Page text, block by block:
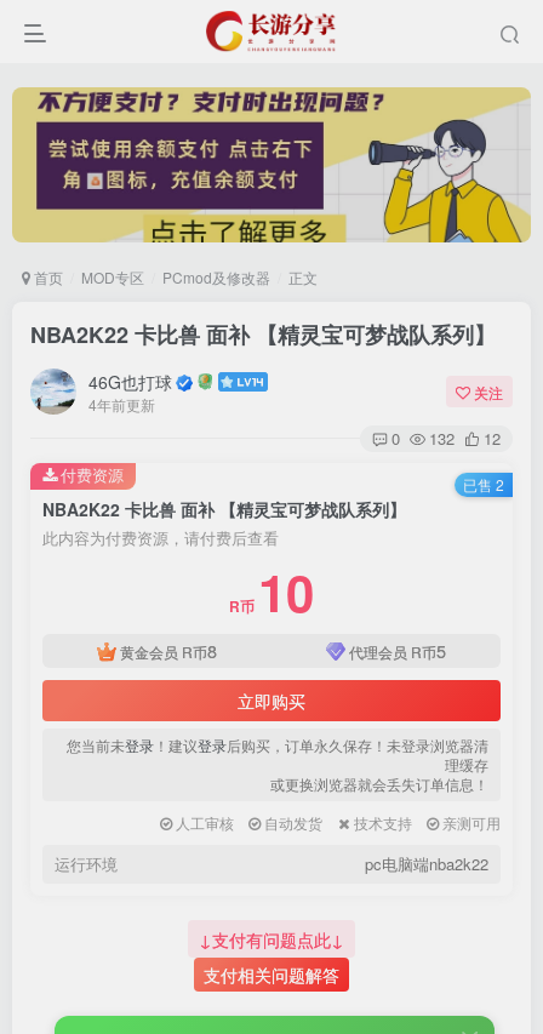
首页 MOD专区 PCmod及修改器 正文
NBA2K22 卡比兽 面补 【精灵宝可梦战队系列】
46G也打球
4年前更新
关注
0 132 12
NBA2K22 卡比兽 面补 【精灵宝可梦战队系列】
此内容为付费资源，请付费后查看
R币 10
黄金会员 R币8 代理会员 R币5
立即购买
您当前未登录 ！建议登录后购买，订单永久保存！未登录浏览器清
理缓存
或更换浏览器就会丢失订单信息！
人工审核
自动发货 技术支持 亲测可用
运行环境 pc电脑端nba2k22
付费资源 已售 2
↓支付有问题点此↓
支付相关问题解答
登录
用户名或邮箱
找回密码
社交账号登录
微信登录
使用社交账号登录即表示同意 用户协议 隐私声明